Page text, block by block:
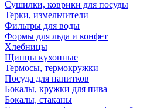
Сушилки, коврики для посуды
Терки, измельчители
Фильтры для воды
Формы для льда и конфет
Хлебницы
Щипцы кухонные
Термосы, термокружки
Посуда для напитков
Бокалы, кружки для пива
Бокалы, стаканы